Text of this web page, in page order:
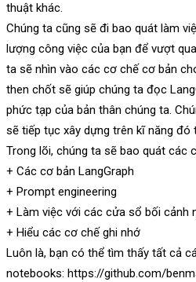
thuật khác.
Chúng ta cũng sẽ đi bao quát làm
lượng công việc của bạn để vượt
ta sẽ nhìn vào các cơ chế cơ bản
then chốt sẽ giúp chúng ta đọc
phức tạp của bản thân chúng ta.
sẽ tiếp tục xây dựng trên kĩ năng
Trong lõi, chúng ta sẽ bao quát các
+ Các cơ bản LangGraph
+ Prompt engineering
+ Làm việc với các cửa sổ bối cảnh
+ Hiểu các cơ chế ghi nhớ
Luôn là, bạn có thể tìm thấy tất cả
notebooks: https://github.com/